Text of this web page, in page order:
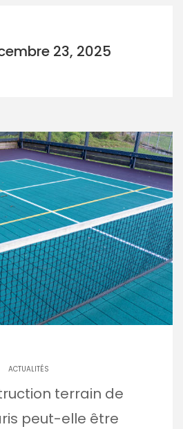
23, 2025
ACTUALITÉS
terrain de
peut-elle être